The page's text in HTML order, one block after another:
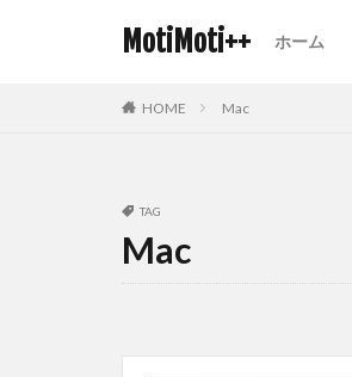
MotiMoti++ ホーム
HOME Mac
TAG
Mac